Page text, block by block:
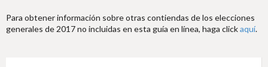
Para obtener información sobre otras contiendas de los elecciones
generales de 2017 no incluidas en esta guía en línea, haga clickaquí.